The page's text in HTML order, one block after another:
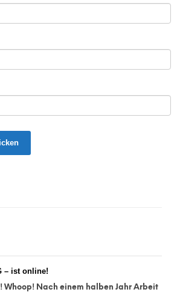
– ist online!
Whoop! Nach einem halben Jahr Arbeit